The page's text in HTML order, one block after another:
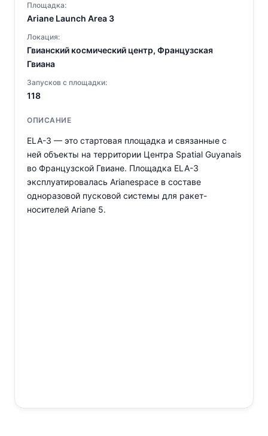
Площадка:
Ariane Launch Area 3
Локация:
Гвианский космический центр, Французская
Гвиана
Запусков с площадки:
118
ОПИСАНИЕ
ELA-3 — это стартовая площадка и связанные с
ней объекты на территории Центра Spatial Guyanais
во Французской Гвиане. Площадка ELA-3
эксплуатировалась Arianespace в составе
одноразовой пусковой системы для ракет-
носителей Ariane 5.